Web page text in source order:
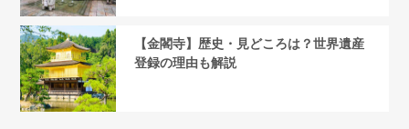
【金閣寺】歴史・見どころは？世界遺産
登録の理由も解説